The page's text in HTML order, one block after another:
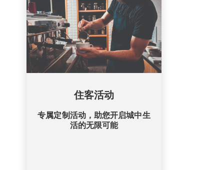
住客活动
专属定制活动，助您开启城中生
活的无限可能